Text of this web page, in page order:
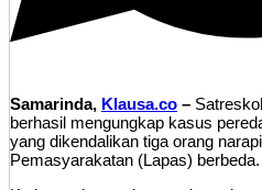
Samarinda, Klausa.co –
berhasil mengungkap kasus
yang dikendalikan tiga orang
Pemasyarakatan (Lapas) berbeda.